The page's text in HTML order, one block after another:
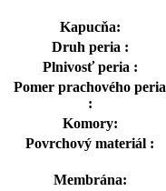
Kapucňa:
Druh peria :
Plnivosť peria :
Pomer prachového peria
:
Komory:
Povrchový materiál :
Membrána: